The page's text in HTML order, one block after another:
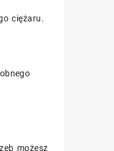
ciężaru.
możesz